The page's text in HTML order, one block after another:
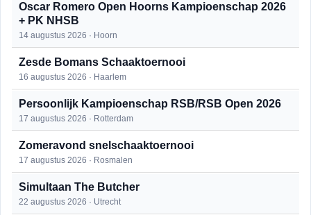
Oscar Romero Open Hoorns Kampioenschap 2026
+ PK NHSB
14 augustus 2026 · Hoorn
Zesde Bomans Schaaktoernooi
16 augustus 2026 · Haarlem
Persoonlijk Kampioenschap RSB/RSB Open 2026
17 augustus 2026 · Rotterdam
Zomeravond snelschaaktoernooi
17 augustus 2026 · Rosmalen
Simultaan The Butcher
22 augustus 2026 · Utrecht